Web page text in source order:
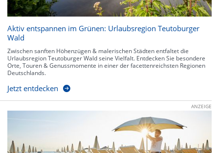
Aktiv entspannen im Grünen: Urlaubsregion Teutoburger
Wald
Zwischen sanften Höhenzügen & malerischen Städten entfaltet die
Urlaubsregion Teutoburger Wald seine Vielfalt. Entdecken Sie besondere
Orte, Touren & Genussmomente in einer der facettenreichsten Regionen
Deutschlands.
Jetzt entdecken
ANZEIGE